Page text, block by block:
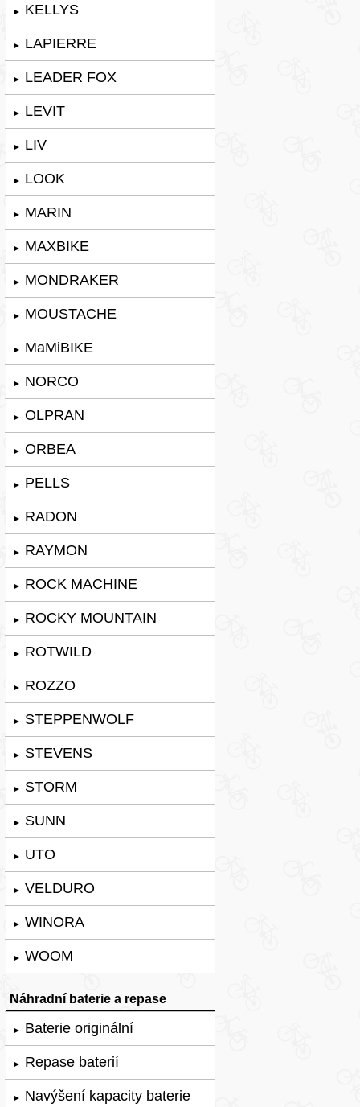
► KELLYS
► LAPIERRE
► LEADER FOX
► LEVIT
► LIV
► LOOK
► MARIN
► MAXBIKE
► MONDRAKER
► MOUSTACHE
► MaMiBIKE
► NORCO
► OLPRAN
► ORBEA
► PELLS
► RADON
► RAYMON
► ROCK MACHINE
► ROCKY MOUNTAIN
► ROTWILD
► ROZZO
► STEPPENWOLF
► STEVENS
► STORM
► SUNN
► UTO
► VELDURO
► WINORA
► WOOM
Náhradní baterie a repase
► Baterie originální
► Repase baterií
► Navýšení kapacity baterie